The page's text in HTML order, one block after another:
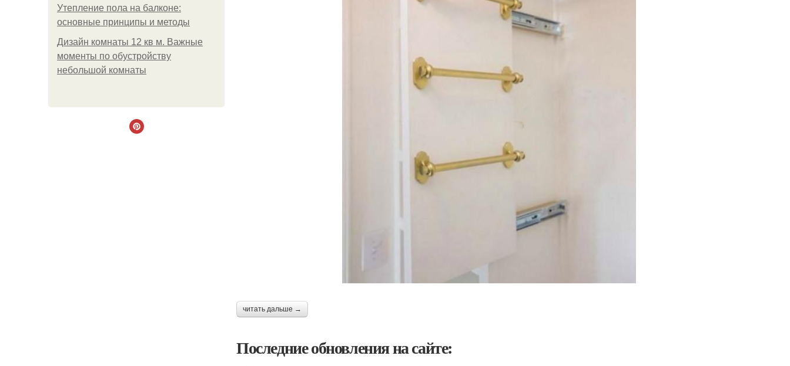
Утепление пола на балконе:
основные принципы и методы
Дизайн комнаты 12 кв м. Важные
моменты по обустройству
небольшой комнаты
читать дальше →
Последние обновления на сайте: